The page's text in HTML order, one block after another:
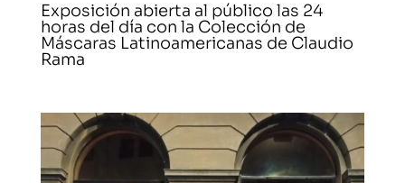
Exposición abierta al público las 24
horas del día con la Colección de
Máscaras Latinoamericanas de Claudio
Rama